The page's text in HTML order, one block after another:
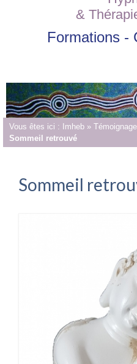
&
Formations -
Vous êtes ici : Imheb »
Sommeil retrouvé
Sommeil